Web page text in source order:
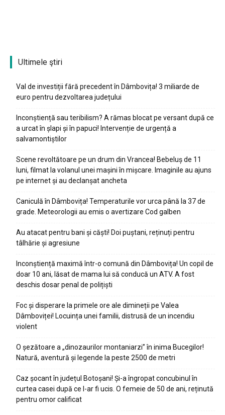
Ultimele ştiri
Val de investiții fără precedent în Dâmbovița! 3 miliarde de
euro pentru dezvoltarea județului
Inconștiență sau teribilism? A rămas blocat pe versant după ce
a urcat în șlapi și în papuci! Intervenție de urgență a
salvamontiștilor
Scene revoltătoare pe un drum din Vrancea! Bebeluș de 11
luni, filmat la volanul unei mașini în mișcare. Imaginile au ajuns
pe internet și au declanșat ancheta
Caniculă în Dâmbovița! Temperaturile vor urca până la 37 de
grade. Meteorologii au emis o avertizare Cod galben
Au atacat pentru bani și căști! Doi puștani, reținuți pentru
tâlhărie și agresiune
Inconștiență maximă într-o comună din Dâmbovița! Un copil de
doar 10 ani, lăsat de mama lui să conducă un ATV. A fost
deschis dosar penal de polițiști
Foc și disperare la primele ore ale dimineții pe Valea
Dâmboviței! Locuința unei familii, distrusă de un incendiu
violent
O șezătoare a „dinozaurilor montaniarzi” în inima Bucegilor!
Natură, aventură și legende la peste 2500 de metri
Caz șocant în județul Botoșani! Și-a îngropat concubinul în
curtea casei după ce l-ar fi ucis. O femeie de 50 de ani, reținută
pentru omor calificat